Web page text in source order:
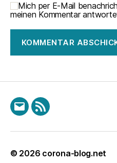
Mich per E-Mail
meinen Kommentar
E-
RSS
© 2026 corona-blog.net